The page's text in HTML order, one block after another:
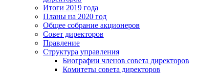
Итоги 2019 года
Планы на 2020 год
Общее собрание акционеров
Совет директоров
Правление
Структура управления
Биографии членов совета директоров
Комитеты совета директоров